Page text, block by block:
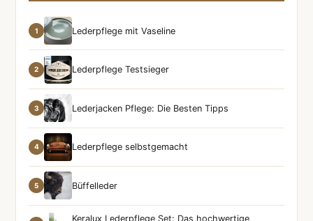
1 Lederpflege mit Vaseline
2 Lederpflege Testsieger
3 Lederjacken Pflege: Die Besten Tipps
4 Lederpflege selbstgemacht
5 Büffelleder
Keralux Lederpflege Set: Das hochwertige